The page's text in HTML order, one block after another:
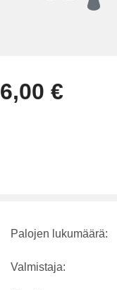
6,00 €
Palojen lukumäärä:
Valmistaja: